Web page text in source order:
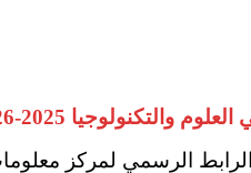
2025-2026
الرسمي لمركز معلومات